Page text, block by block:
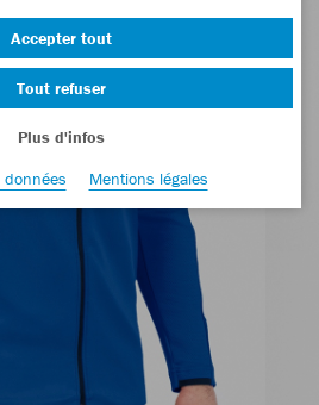
Accepter tout
Tout refuser
Plus d'infos
données
Mentions légales